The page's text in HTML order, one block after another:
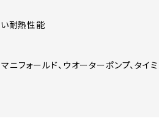
耐熱性能
ニフォールド、ウオーターポンプ、タイ